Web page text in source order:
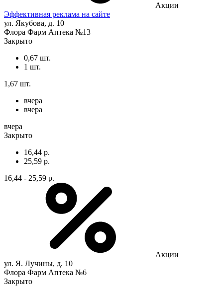
Акции
Эффективная реклама на сайте
ул. Якубова, д. 10
Флора Фарм Аптека №13
Закрыто
0,67 шт.
1 шт.
1,67 шт.
вчера
вчера
вчера
Закрыто
16,44 р.
25,59 р.
16,44 - 25,59 р.
Акции
ул. Я. Лучины, д. 10
Флора Фарм Аптека №6
Закрыто